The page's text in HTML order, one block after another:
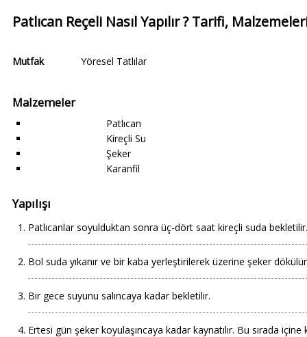
Patlıcan Reçeli Nasıl Yapılır ? Tarifi,
Mutfak Yöresel Tatlılar
Malzemeler
Patlıcan
Kireçli Su
Şeker
Karanfil
Yapılışı
Patlıcanlar soyulduktan sonra üç-dört saat kireçli suda bekletilir.
Bol suda yıkanır ve bir kaba yerleştirilerek üzerine şeker
Bir gece suyunu salıncaya kadar bekletilir.
Ertesi gün şeker koyulaşıncaya kadar kaynatılır. Bu sırada içine